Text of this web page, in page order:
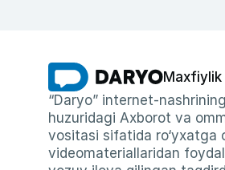
“Daryo” internet-
huzuridagi Axborot va
vositasi sifatida ro‘yxatga
videomateriallaridan